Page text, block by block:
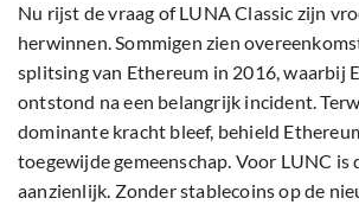
Nu rijst de vraag of LUNA Classic zijn
herwinnen. Sommigen zien
splitsing van Ethereum in 2016, waarbij
ontstond na een belangrijk incident.
dominante kracht bleef, behield
toegewijde gemeenschap. Voor LUNC is
aanzienlijk. Zonder stablecoins op de